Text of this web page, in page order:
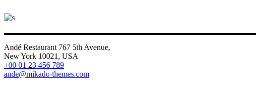
Andé Restaurant 767 5th Avenue,
New York 10021, USA
+00 01 23 456 789
ande@mikado-themes.com